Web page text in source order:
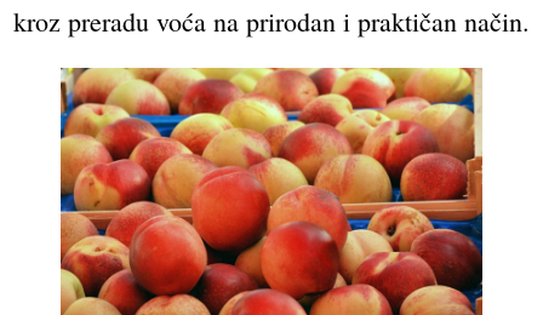
kroz preradu voća na prirodan i praktičan način.